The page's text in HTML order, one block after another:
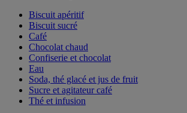
Biscuit apéritif
Biscuit sucré
Café
Chocolat chaud
Confiserie et chocolat
Eau
Soda, thé glacé et jus de fruit
Sucre et agitateur café
Thé et infusion